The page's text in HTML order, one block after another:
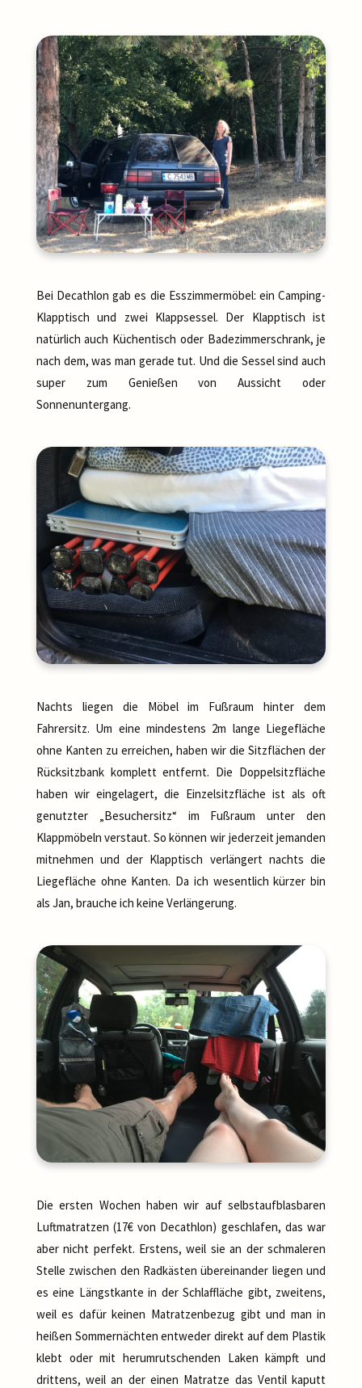
Bei Decathlon gab es die Esszimmermöbel: ein Camping-
Klapptisch und zwei Klappsessel. Der Klapptisch ist
natürlich auch Küchentisch oder Badezimmerschrank, je
nach dem, was man gerade tut. Und die Sessel sind auch
super zum Genießen von Aussicht oder
Sonnenuntergang.
Nachts liegen die Möbel im Fußraum hinter dem
Fahrersitz. Um eine mindestens 2m lange Liegefläche
ohne Kanten zu erreichen, haben wir die Sitzflächen der
Rücksitzbank komplett entfernt. Die Doppelsitzfläche
haben wir eingelagert, die Einzelsitzfläche ist als oft
genutzter „Besuchersitz“ im Fußraum unter den
Klappmöbeln verstaut. So können wir jederzeit jemanden
mitnehmen und der Klapptisch verlängert nachts die
Liegefläche ohne Kanten. Da ich wesentlich kürzer bin
als Jan, brauche ich keine Verlängerung.
Die ersten Wochen haben wir auf selbstaufblasbaren
Luftmatratzen (17€ von Decathlon) geschlafen, das war
aber nicht perfekt. Erstens, weil sie an der schmaleren
Stelle zwischen den Radkästen übereinander liegen und
es eine Längstkante in der Schlaffläche gibt, zweitens,
weil es dafür keinen Matratzenbezug gibt und man in
heißen Sommernächten entweder direkt auf dem Plastik
klebt oder mit herumrutschenden Laken kämpft und
drittens, weil an der einen Matratze das Ventil kaputt